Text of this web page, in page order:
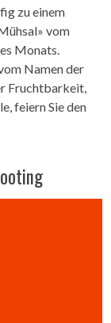
zu einem
vom
Monats.
Namen der
Fruchtbarkeit,
feiern Sie den